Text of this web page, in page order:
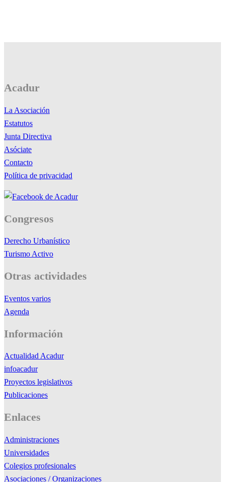
Acadur
La Asociación
Estatutos
Junta Directiva
Asóciate
Contacto
Política de privacidad
Congresos
Derecho Urbanístico
Turismo Activo
Otras actividades
Eventos varios
Agenda
Información
Actualidad Acadur
infoacadur
Proyectos legislativos
Publicaciones
Enlaces
Administraciones
Universidades
Colegios profesionales
Asociaciones / Organizaciones